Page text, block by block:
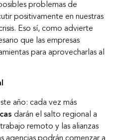
problemas de
positivamente en nuestras
Eso sí, como advierte
que las empresas
para aprovecharlas al
año: cada vez más
darán el salto regional a
remoto y las alianzas
agencias podrán comenzar a